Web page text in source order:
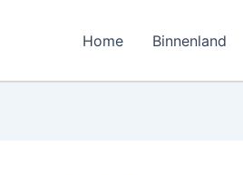
Home Binnenland